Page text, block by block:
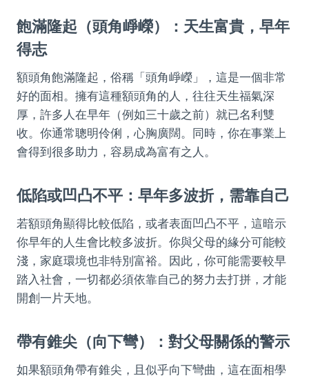
飽滿隆起（頭角崢嶸）：天生富貴，早年
得志
額頭角飽滿隆起，俗稱「頭角崢嶸」，這是一個非常
好的面相。擁有這種額頭角的人，往往天生福氣深
厚，許多人在早年（例如三十歲之前）就已名利雙
收。你通常聰明伶俐，心胸廣闊。同時，你在事業上
會得到很多助力，容易成為富有之人。
低陷或凹凸不平：早年多波折，需靠自己
若額頭角顯得比較低陷，或者表面凹凸不平，這暗示
你早年的人生會比較多波折。你與父母的緣分可能較
淺，家庭環境也非特別富裕。因此，你可能需要較早
踏入社會，一切都必須依靠自己的努力去打拼，才能
開創一片天地。
帶有錐尖（向下彎）：對父母關係的警示
如果額頭角帶有錐尖，且似乎向下彎曲，這在面相學